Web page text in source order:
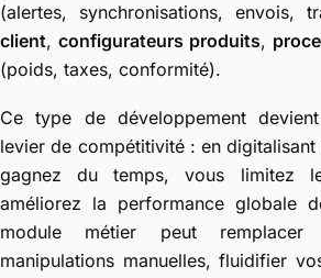
(alertes, synchronisations, envois,
client, configurateurs produits,
(poids, taxes, conformité).
Ce type de développement
levier de compétitivité : en
gagnez du temps, vous limitez
améliorez la performance globale
module métier peut
manipulations manuelles, fluidifier